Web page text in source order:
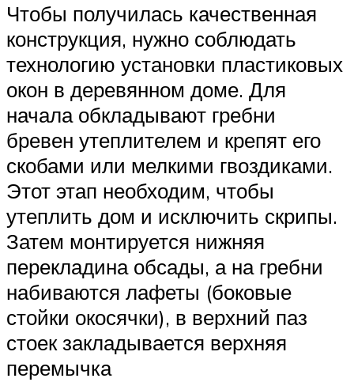
Чтобы получилась качественная
конструкция, нужно соблюдать
технологию установки пластиковых
окон в деревянном доме. Для
начала обкладывают гребни
бревен утеплителем и крепят его
скобами или мелкими гвоздиками.
Этот этап необходим, чтобы
утеплить дом и исключить скрипы.
Затем монтируется нижняя
перекладина обсады, а на гребни
набиваются лафеты (боковые
стойки окосячки), в верхний паз
стоек закладывается верхняя
перемычка